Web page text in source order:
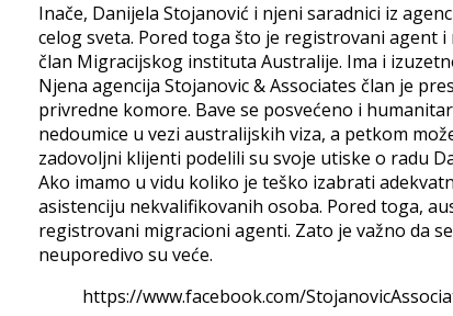
Inače, Danijela Stojanović i njeni saradnici iz
celog sveta. Pored toga što je registrovani agent
član Migracijskog instituta Australije. Ima i
Njena agencija Stojanovic & Associates član je
privredne komore. Bave se posvećeno i
nedoumice u vezi australijskih viza, a petkom
zadovoljni klijenti podelili su svoje utiske o radu
Ako imamo u vidu koliko je teško izabrati
asistenciju nekvalifikovanih osoba. Pored toga,
registrovani migracioni agenti. Zato je važno da
neuporedivo su veće.
https://www.facebook.com/